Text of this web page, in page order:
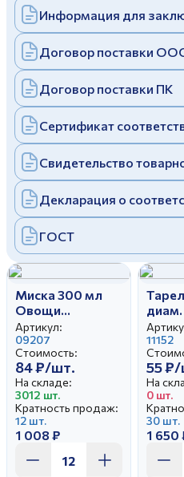
Заполняя и отправляя форму,
cполитикой
Заполняя и отправляя форму,
cполитикой
Дулевский фарфоровый завод
Политика конфиденциальности
Информация для
Договор поставки
Договор поставки ПК
Сертификат
Свидетельство
Декларация о
ГОСТ
Миска 300 мл
Овощи
бортовые
Артикул:
09207
Стоимость:
84 ₽/шт.
На складе:
3012 шт.
Кратность продаж:
12 шт.
1 008 ₽
11152
55
На
0 шт.
30 шт.
1 650